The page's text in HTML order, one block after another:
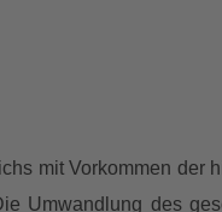
mit Vorkommen der
Umwandlung des